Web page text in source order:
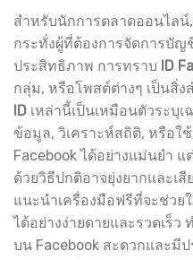
สำหรับนักการตลาดออนไลน์
กระทั่งผู้ที่ต้องการจัดการบัญ
ประสิทธิภาพ การทราบ ID
กลุ่ม, หรือโพสต์ต่างๆ เป็นสิ่ง
ID เหล่านี้เป็นเหมือนตัวระบุ
ข้อมูล, วิเคราะห์สถิติ, หรือใ
Facebook ได้อย่างแม่นยำ แ
ด้วยวิธีปกติอาจยุ่งยากและเสี
แนะนำเครื่องมือฟรีที่จะช่ว
ได้อย่างง่ายดายและรวดเร็
บน Facebook สะดวกและมี